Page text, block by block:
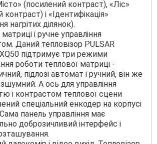
(посилений контраст), «Ліс»
контраст) і «Ідентифікація»
нагрітих ділянок).
і ручне управління
Даний тепловізор PULSAR
підтримує три режими
роботи теплової матриці -
підлозі автомат і ручний, він же
А ось для управління
і контрастом теплової сцени
спеціальний енкодер на корпусі
панель управління має
доброзичливий інтерфейс і